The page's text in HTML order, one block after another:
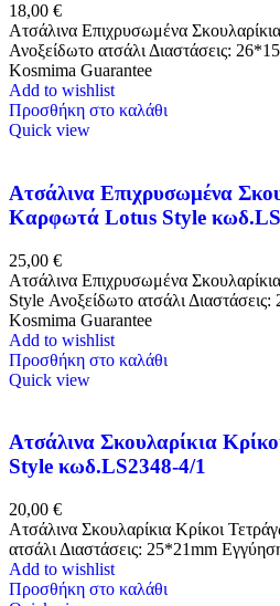
18,00 €
Ατσάλινα Επιχρυσωμένα
Ανοξείδωτο ατσάλι Διαστάσεις:
Kosmima Guarantee
Add to wishlist
Προσθήκη στο καλάθι
Quick view
Ατσάλινα Επιχρυσωμένα
Καρφωτά Lotus Style
25,00 €
Ατσάλινα Επιχρυσωμένα
Style Ανοξείδωτο ατσάλι
Kosmima Guarantee
Add to wishlist
Προσθήκη στο καλάθι
Quick view
Ατσάλινα Σκουλαρίκια
Style κωδ.LS2348-4/1
20,00 €
Ατσάλινα Σκουλαρίκια Κρίκοι
ατσάλι Διαστάσεις: 25*21mm
Add to wishlist
Προσθήκη στο καλάθι